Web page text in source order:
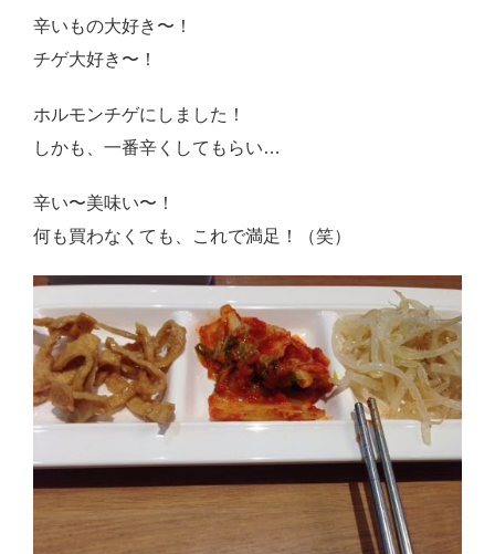
辛いもの大好き〜！
チゲ大好き〜！
ホルモンチゲにしました！
しかも、一番辛くしてもらい…
辛い〜美味い〜！
何も買わなくても、これで満足！（笑）